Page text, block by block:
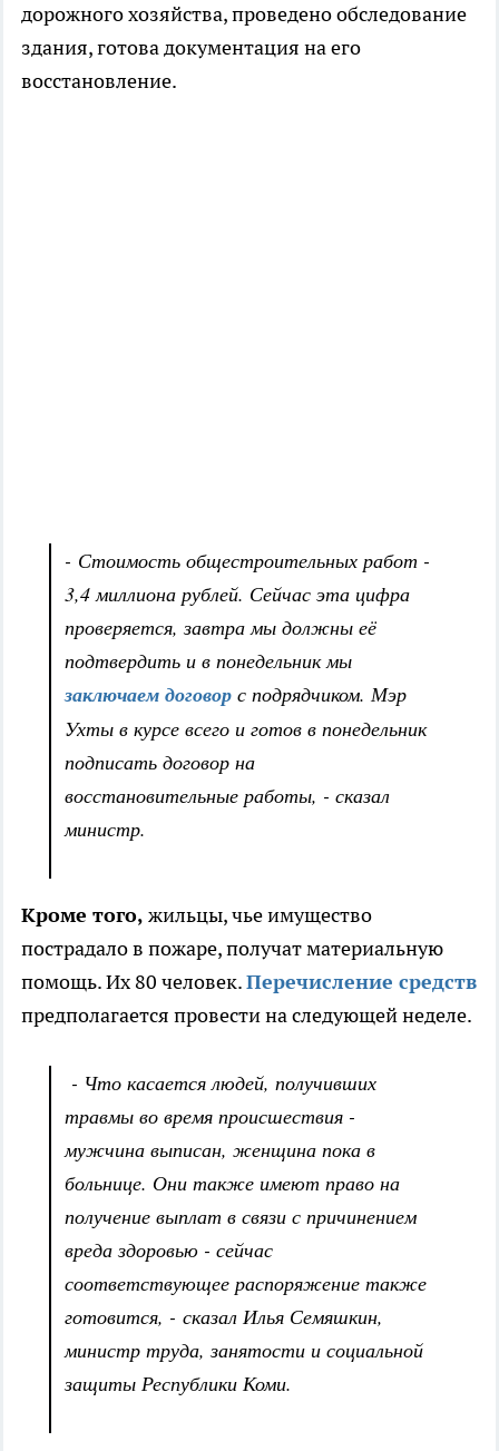
дорожного хозяйства, проведено обследование
здания, готова документация на его
восстановление.
- Стоимость общестроительных работ -
3,4 миллиона рублей. Сейчас эта цифра
проверяется, завтра мы должны её
подтвердить и в понедельник мы
заключаем договор с подрядчиком. Мэр
Ухты в курсе всего и готов в понедельник
подписать договор на
восстановительные работы, - сказал
министр.
Кроме того, жильцы, чье имущество
пострадало в пожаре, получат материальную
помощь. Их 80 человек.Перечисление средств
предполагается провести на следующей неделе.
- Что касается людей, получивших
травмы во время происшествия -
мужчина выписан, женщина пока в
больнице. Они также имеют право на
получение выплат в связи с причинением
вреда здоровью - сейчас
соответствующее распоряжение также
готовится, - сказал Илья Семяшкин,
министр труда, занятости и социальной
защиты Республики Коми.